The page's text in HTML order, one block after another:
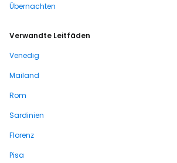
Übernachten
Verwandte Leitfäden
Venedig
Mailand
Rom
Sardinien
Florenz
Pisa